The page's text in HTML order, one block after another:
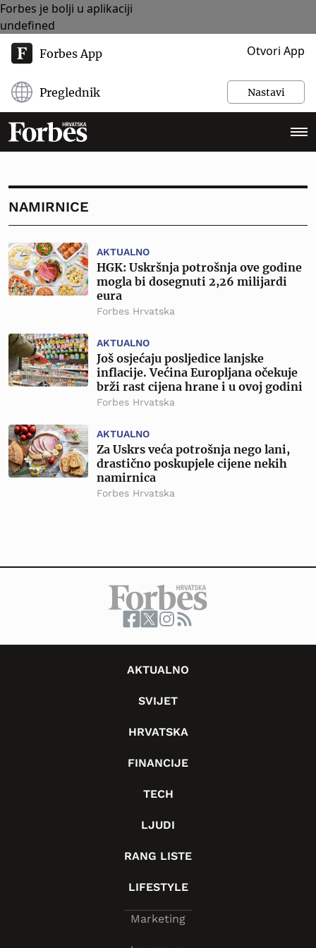
Forbes je bolji u aplikaciji
undefined
Forbes App Otvori App
Preglednik Nastavi
NAMIRNICE
AKTUALNO
HGK: Uskršnja potrošnja ove godine
mogla bi dosegnuti 2,26 milijardi
eura
Forbes Hrvatska
AKTUALNO
Još osjećaju posljedice lanjske
inflacije. Većina Europljana očekuje
brži rast cijena hrane i u ovoj godini
Forbes Hrvatska
AKTUALNO
Za Uskrs veća potrošnja nego lani,
drastično poskupjele cijene nekih
namirnica
Forbes Hrvatska
AKTUALNO
SVIJET
HRVATSKA
FINANCIJE
TECH
LJUDI
RANG LISTE
LIFESTYLE
Marketing